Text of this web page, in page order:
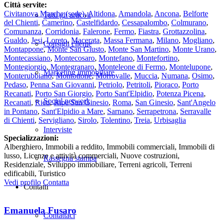
Tutti gli articoli
Consigli cliente
Marketing immobiliare
Social network
Interviste
Rassegna stampa
Contatti
Contattaci
Città servite:
Civitanova Marche(sede),Altidona, Amandola, Ancona, Belforte
del Chienti, Camerino, Castelfidardo, Cessapalombo, Colmurano,
Comunanza, Corridonia, Falerone, Fermo, Fiastra, Grottazzolina,
Gualdo, Jesi,Loreto, Macerata, Massa Fermana, Milano, Mogliano,
Montappone,Monte San Giusto, Monte San Martino, Monte Urano,
Montecassiano, Montecosaro, Montefano, Montefortino,
Montegiorgio, Montegranaro, Monteleone di Fermo, Montelupone,
Monterubbiano,Montottone,Morrovalle, Muccia, Numana, Osimo,
Pedaso, Penna San Giovanni, Petriolo, Petritoli, Pioraco, Porto
Recanati, Porto San Giorgio, Porto Sant'Elpidio, Potenza Picena,
Recanati, Rieti,Ripe San Ginesio, Roma, San Ginesio, Sant'Angelo
in Pontano, Sant'Elpidio a Mare, Sarnano, Serrapetrona, Serravalle
di Chienti, Servigliano, Sirolo, Tolentino, Treia, Urbisaglia
Specializzazioni:
Alberghiero, Immobili a reddito, Immobili commerciali, Immobili di
lusso, Licenze e attività commerciali, Nuove costruzioni,
Residenziale, Sviluppo immobiliare, Terreni agricoli, Terreni
edificabili, Turistico
Vedi profilo Contatta
Emanuela Fusaro